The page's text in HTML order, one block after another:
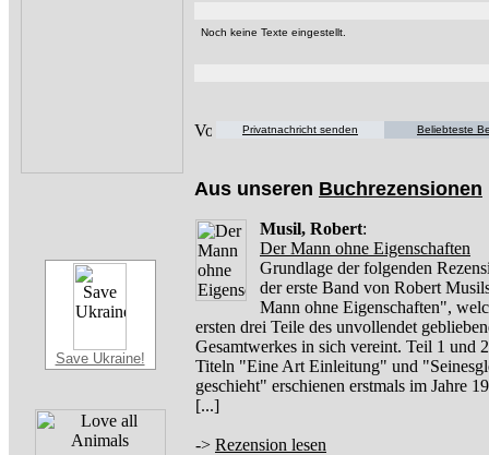
Save Ukraine!
Noch keine Texte eingestellt.
Privatnachricht senden Beliebteste
Aus unseren Buchrezensionen
Musil, Robert:
Der Mann ohne Eigenschaften
Grundlage der folgenden
der erste Band von Robert
Mann ohne Eigenschaften",
ersten drei Teile des unvollendet
Gesamtwerkes in sich vereint. Teil 1 und
Titeln "Eine Art Einleitung" und
geschieht" erschienen erstmals im Jahre
[...]
-> Rezension lesen